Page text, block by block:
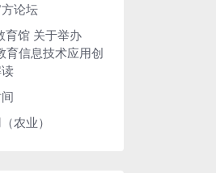
论坛
育馆 关于举办
育信息技术应用创
农业）